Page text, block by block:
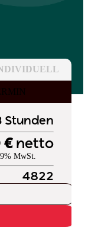
Stunden
€ netto
MwSt.
4822